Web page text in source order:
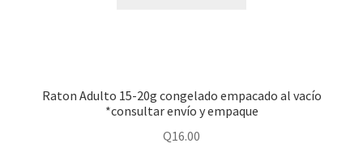
Raton Adulto 15-20g congelado empacado al vacío
*consultar envío y empaque
Q16.00